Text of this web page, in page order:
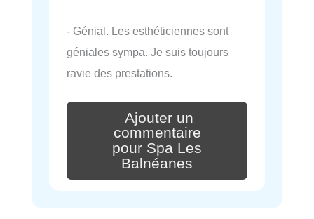
- Génial. Les esthéticiennes sont
géniales sympa. Je suis toujours
ravie des prestations.
Ajouter un
commentaire
pour Spa Les
Balnéanes